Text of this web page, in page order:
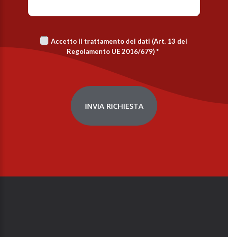
Accetto il trattamento dei dati (Art. 13 del
Regolamento UE 2016/679)*
INVIA RICHIESTA